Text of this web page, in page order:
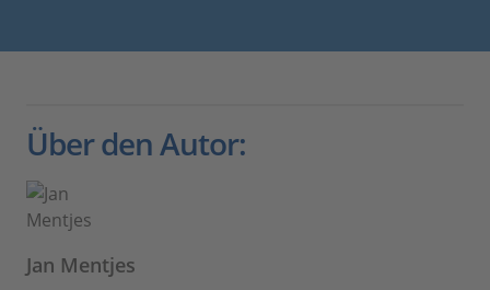
Über den Autor:
Jan Mentjes